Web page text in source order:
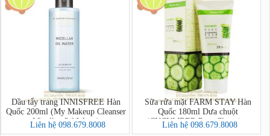
Dầu tẩy trang INNISFREE Hàn
Quốc 200ml (My Makeup Cleanser
Micellar Oil Water)
Liên hệ 098.679.8008
Sữa rửa mặt FARM STAY Hàn
Quốc 180ml Dưa chuột
(CUCUMBER Pure Cleansing
Foam)
Liên hệ 098.679.8008